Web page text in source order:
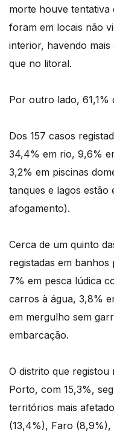
morte houve tentativa
foram em locais não
interior, havendo
que no litoral.
Por outro lado,
Dos 157 casos
34,4% em rio, 9,6%
3,2% em piscinas
tanques e lagos
afogamento).
Cerca de um quinto
registadas em
7% em pesca lúdica
carros à água, 3,8%
em mergulho sem
embarcação.
O distrito que registou
Porto, com 15,3%,
territórios mais
(13,4%), Faro (8,9%),